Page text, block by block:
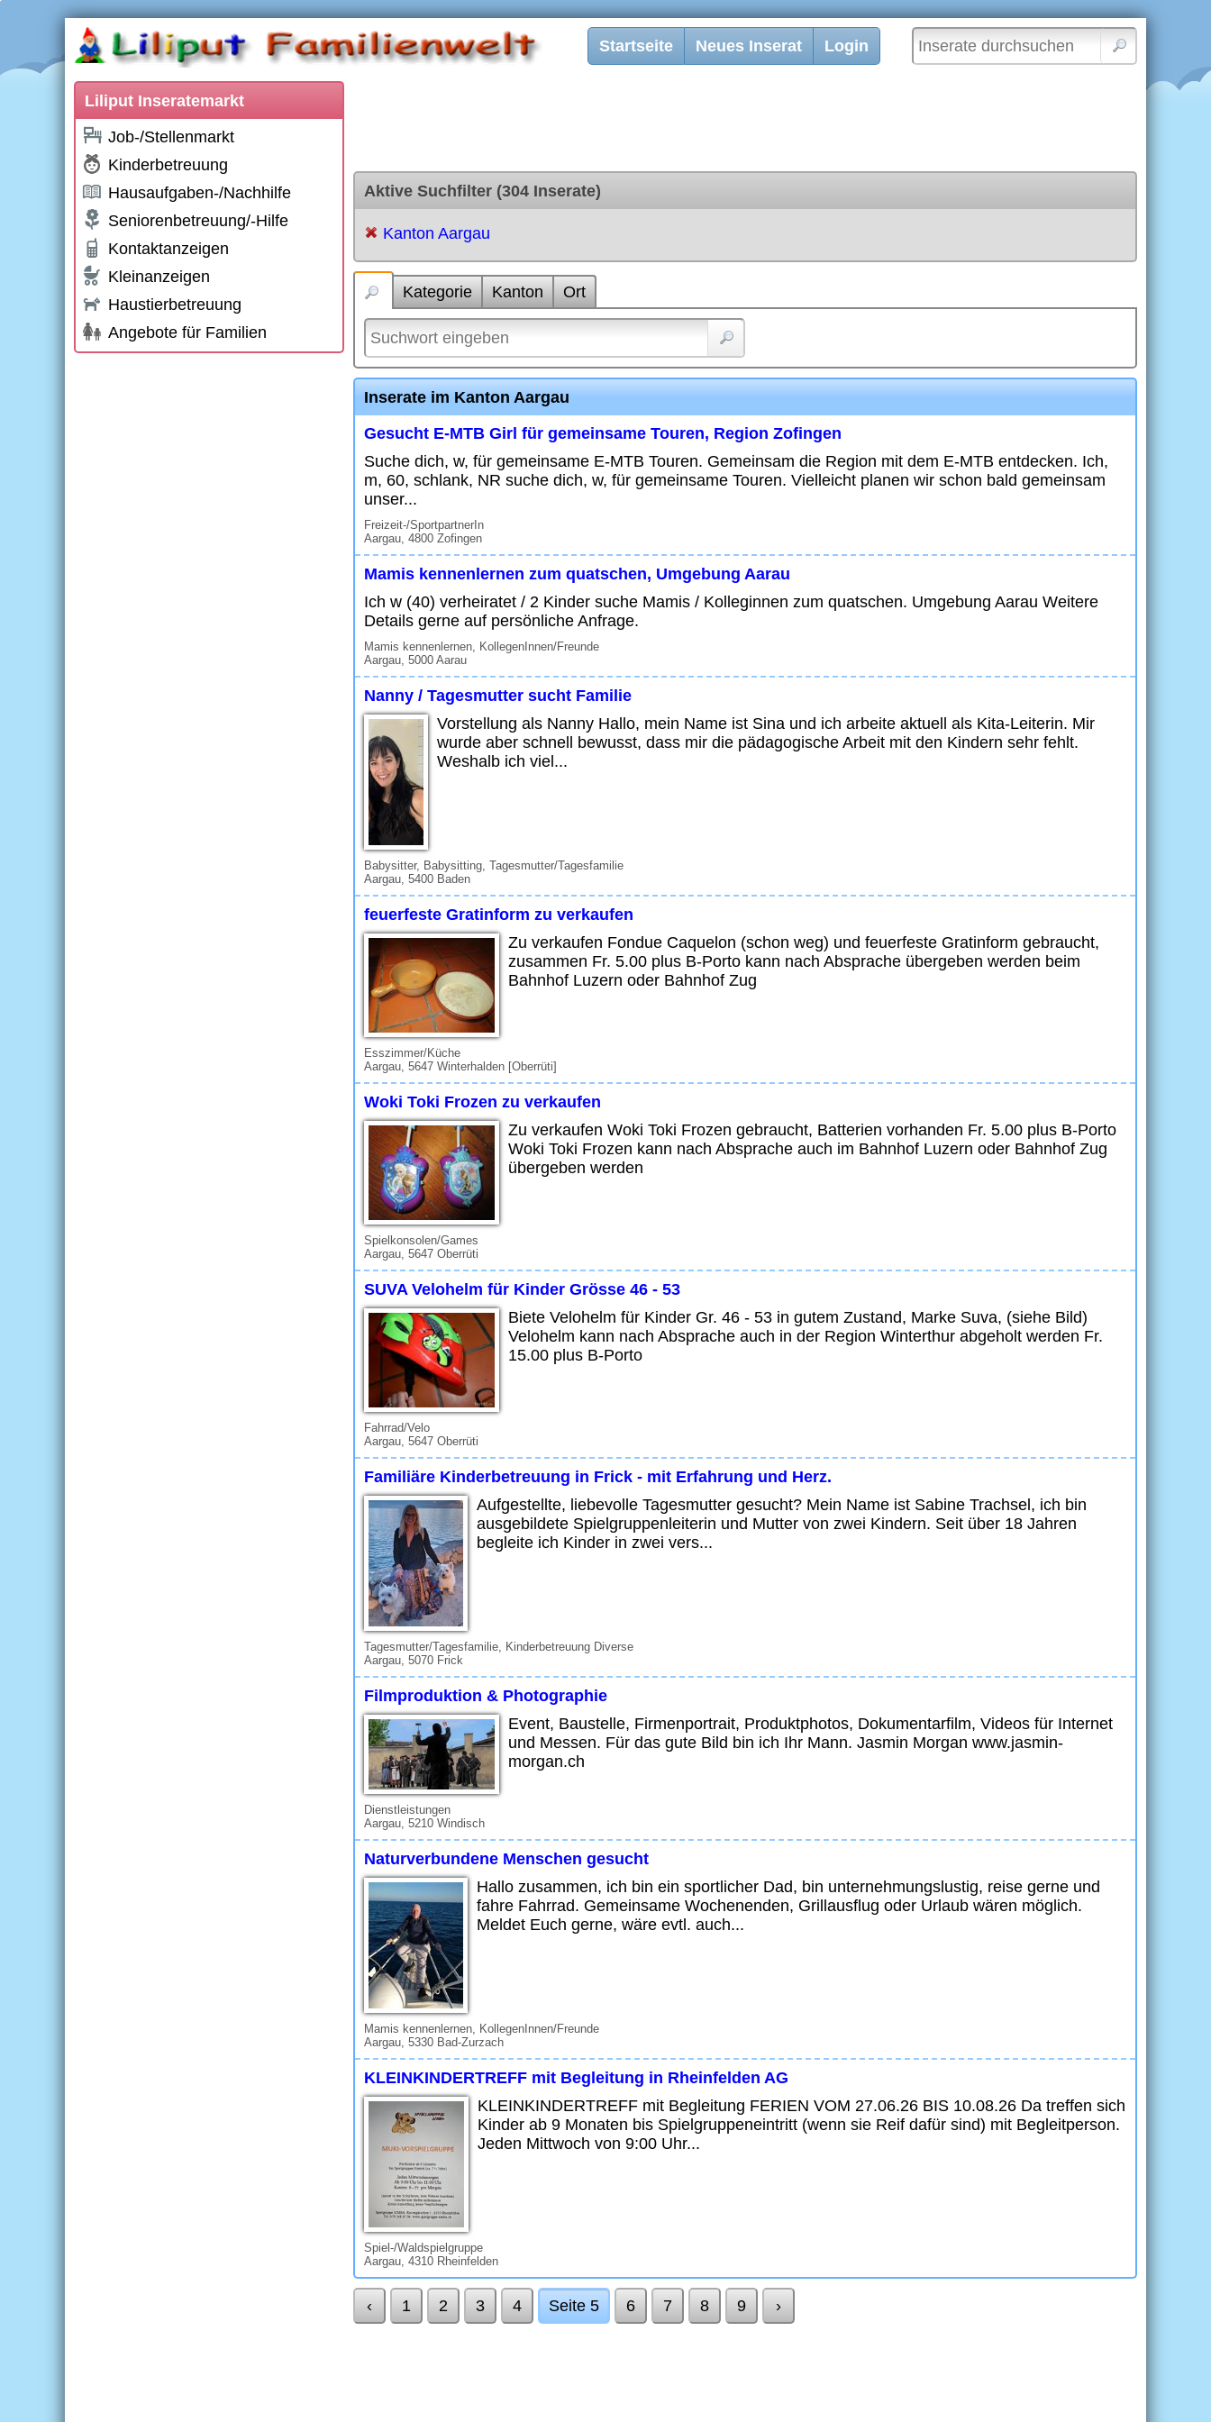
Startseite Neues Inserat Login
Liliput Inseratemarkt
Job-/Stellenmarkt
Kinderbetreuung
Hausaufgaben-/Nachhilfe
Seniorenbetreuung/-Hilfe
Kontaktanzeigen
Kleinanzeigen
Haustierbetreuung
Angebote für Familien
Aktive Suchfilter (304 Inserate)
Kanton Aargau
Kategorie Kanton Ort
Inserate im Kanton Aargau
Gesucht E-MTB Girl für gemeinsame Touren, Region Zofingen
Suche dich, w, für gemeinsame E-MTB Touren. Gemeinsam die Region mit dem E-MTB entdecken. Ich,
m, 60, schlank, NR suche dich, w, für gemeinsame Touren. Vielleicht planen wir schon bald gemeinsam
unser...
Freizeit-/SportpartnerIn
Aargau, 4800 Zofingen
Mamis kennenlernen zum quatschen, Umgebung Aarau
Ich w (40) verheiratet / 2 Kinder suche Mamis / Kolleginnen zum quatschen. Umgebung Aarau Weitere
Details gerne auf persönliche Anfrage.
Mamis kennenlernen, KollegenInnen/Freunde
Aargau, 5000 Aarau
Nanny / Tagesmutter sucht Familie
Vorstellung als Nanny Hallo, mein Name ist Sina und ich arbeite aktuell als Kita-Leiterin. Mir
wurde aber schnell bewusst, dass mir die pädagogische Arbeit mit den Kindern sehr fehlt.
Weshalb ich viel...
Babysitter, Babysitting, Tagesmutter/Tagesfamilie
Aargau, 5400 Baden
feuerfeste Gratinform zu verkaufen
Zu verkaufen Fondue Caquelon (schon weg) und feuerfeste Gratinform gebraucht,
zusammen Fr. 5.00 plus B-Porto kann nach Absprache übergeben werden beim
Bahnhof Luzern oder Bahnhof Zug
Esszimmer/Küche
Aargau, 5647 Winterhalden [Oberrüti]
Woki Toki Frozen zu verkaufen
Zu verkaufen Woki Toki Frozen gebraucht, Batterien vorhanden Fr. 5.00 plus B-Porto
Woki Toki Frozen kann nach Absprache auch im Bahnhof Luzern oder Bahnhof Zug
übergeben werden
Spielkonsolen/Games
Aargau, 5647 Oberrüti
SUVA Velohelm für Kinder Grösse 46 - 53
Biete Velohelm für Kinder Gr. 46 - 53 in gutem Zustand, Marke Suva, (siehe Bild)
Velohelm kann nach Absprache auch in der Region Winterthur abgeholt werden Fr.
15.00 plus B-Porto
Fahrrad/Velo
Aargau, 5647 Oberrüti
Familiäre Kinderbetreuung in Frick - mit Erfahrung und Herz.
Aufgestellte, liebevolle Tagesmutter gesucht? Mein Name ist Sabine Trachsel, ich bin
ausgebildete Spielgruppenleiterin und Mutter von zwei Kindern. Seit über 18 Jahren
begleite ich Kinder in zwei vers...
Tagesmutter/Tagesfamilie, Kinderbetreuung Diverse
Aargau, 5070 Frick
Filmproduktion & Photographie
Event, Baustelle, Firmenportrait, Produktphotos, Dokumentarfilm, Videos für Internet
und Messen. Für das gute Bild bin ich Ihr Mann. Jasmin Morgan www.jasmin-
morgan.ch
Dienstleistungen
Aargau, 5210 Windisch
Naturverbundene Menschen gesucht
Hallo zusammen, ich bin ein sportlicher Dad, bin unternehmungslustig, reise gerne und
fahre Fahrrad. Gemeinsame Wochenenden, Grillausflug oder Urlaub wären möglich.
Meldet Euch gerne, wäre evtl. auch...
Mamis kennenlernen, KollegenInnen/Freunde
Aargau, 5330 Bad-Zurzach
KLEINKINDERTREFF mit Begleitung in Rheinfelden AG
KLEINKINDERTREFF mit Begleitung FERIEN VOM 27.06.26 BIS 10.08.26 Da treffen sich
Kinder ab 9 Monaten bis Spielgruppeneintritt (wenn sie Reif dafür sind) mit Begleitperson.
Jeden Mittwoch von 9:00 Uhr...
Spiel-/Waldspielgruppe
Aargau, 4310 Rheinfelden
‹ 1 2 3 4 Seite 5 6 7 8 9 ›